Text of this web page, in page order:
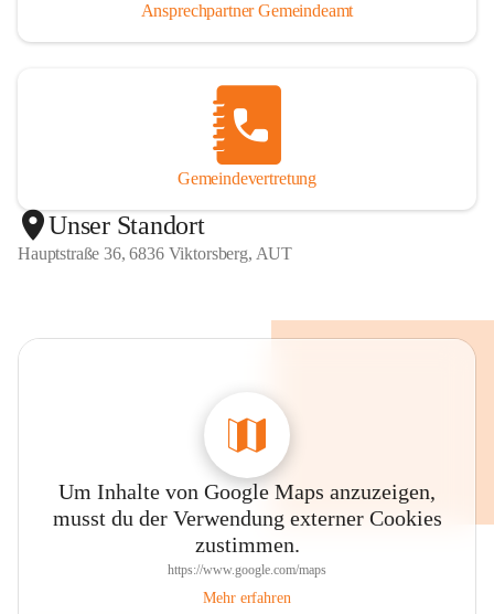
Ansprechpartner Gemeindeamt
Gemeindevertretung
Unser Standort
Hauptstraße 36, 6836 Viktorsberg, AUT
Um Inhalte von Google Maps anzuzeigen,
musst du der Verwendung externer Cookies
zustimmen.
https://www.google.com/maps
Mehr erfahren